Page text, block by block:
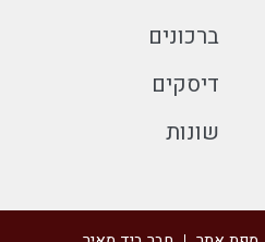
ברכונים
דיסקים
שונות